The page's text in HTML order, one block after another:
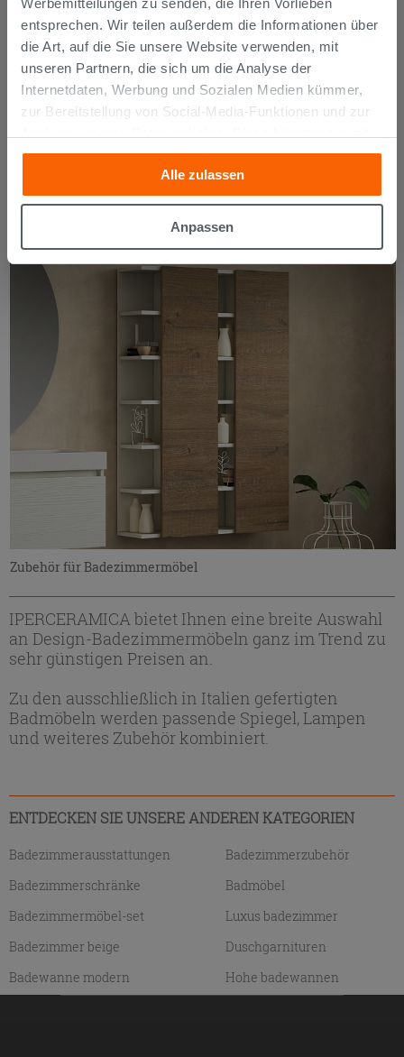
Werbemitteilungen zu senden, die Ihren Vorlieben
entsprechen. Wir teilen außerdem die Informationen über
die Art, auf die Sie unsere Website verwenden, mit
unseren Partnern, die sich um die Analyse der
Internetdaten, Werbung und Sozialen Medien kümmer,
zur Bereitstellung von Social-Media-Funktionen und zur
anderen Informationen, die Sie ihnen geliefert haben oder
die sie aufgrund Ihrer Verwendung ihrer Dienste
gesammelt haben, kombinieren. Falls Sie mehr wissen
möchten oder Ihre Zustimmung zu allen oder einigen
Zustimmung kann durch Klicken auf die Schaltfläche
„Cookies akzeptieren“ gegeben werden. Wenn Sie auf
die Schaltfläche "X" klicken, können Sie das Surfen erst
nach der Installation der technischen Cookies fortsetzen.
Alle zulassen
Anpassen
Lampen
Zubehör für Badezimmermöbel
IPERCERAMICA bietet Ihnen eine breite Auswahl
an Design-Badezimmermöbeln ganz im Trend zu
sehr günstigen Preisen an.
Zu den ausschließlich in Italien gefertigten
Badmöbeln werden passende Spiegel, Lampen
und weiteres Zubehör kombiniert.
ENTDECKEN SIE UNSERE ANDEREN KATEGORIEN
Badezimmerausstattungen
Badezimmerzubehör
Badezimmerschränke
Badmöbel
Badezimmermöbel-set
Luxus badezimmer
Badezimmer beige
Duschgarnituren
Badewanne modern
Hohe badewannen